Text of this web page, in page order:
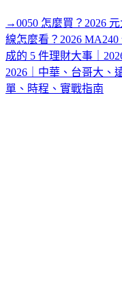
→0050 怎麼買？2026
線怎麼看？2026
成的 5 件理財大事｜
2026｜中華、台哥大、
單、時程、實戰指南